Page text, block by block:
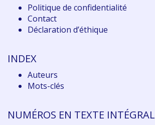
Politique de confidentialité
Contact
Déclaration d’éthique
INDEX
Auteurs
Mots-clés
NUMÉROS EN TEXTE INTÉGRAL